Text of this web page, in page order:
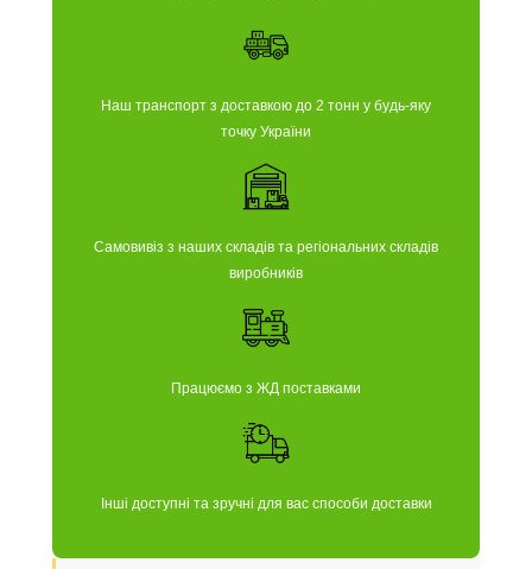
Наш транспорт з доставкою до 2 тонн у будь-яку
точку України
Самовивіз з наших складів та регіональних складів
виробників
Працюємо з ЖД поставками
Інші доступні та зручні для вас способи доставки